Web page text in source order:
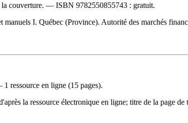
la couverture. — ISBN 9782550855743 : gratuit.
I. Québec (Province). Autorité des marchés
ressource en ligne (15 pages).
la ressource électronique en ligne; titre de la page